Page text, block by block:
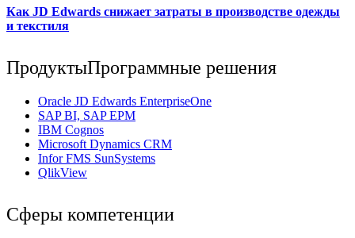
Как JD Edwards снижает затраты в производстве одежды
и текстиля
ПродуктыПрограммные решения
Oracle JD Edwards EnterpriseOne
SAP BI, SAP EPM
IBM Cognos
Мicrosoft Dynamics CRM
Infor FMS SunSystems
QlikView
Сферы компетенции